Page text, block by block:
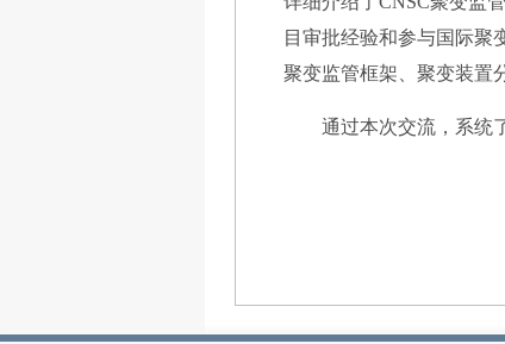
目审批经验和参与国际聚
聚变监管框架、聚变装置
通过本次交流，系统